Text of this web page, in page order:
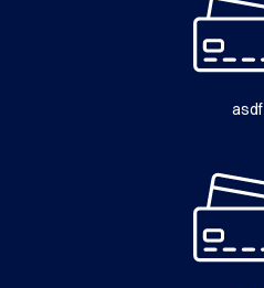
asdf